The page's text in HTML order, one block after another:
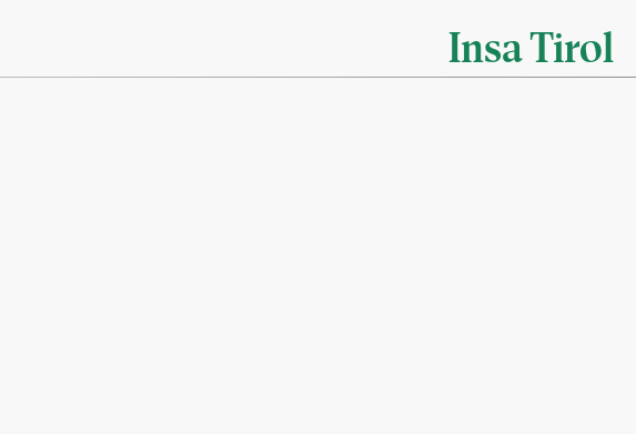
Insa Tirol